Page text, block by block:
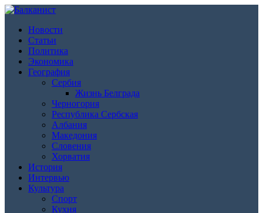
Новости
Статьи
Политика
Экономика
География
Сербия
Жизнь Белграда
Черногория
Республика Сербская
Албания
Македония
Словения
Хорватия
История
Интервью
Культура
Спорт
Кухня